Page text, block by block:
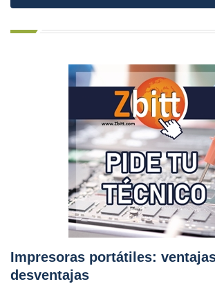
Impresoras portátiles:
desventajas